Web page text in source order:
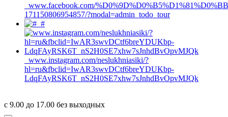
www.facebook.com/
171150806954857/?modal=admin_todo_tour
#
www.instagram.com/neslukhniasiki/?
hl=ru&fbclid=IwAR3swvDCtf6breYDUKbp-
LdqFAyRSK6T_nS2H0SE7xhw7sJnhdBvOpvMJQk
c 9.00 до 17.00 без выходных